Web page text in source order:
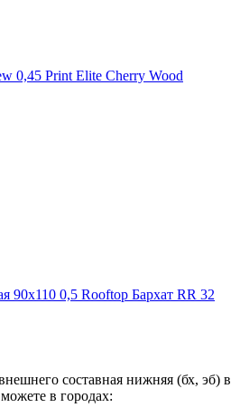
0,45 Print Elite Cherry Wood
90х110 0,5 Rooftop Бархат RR 32
составная нижняя (бх, эб) в
в городах: